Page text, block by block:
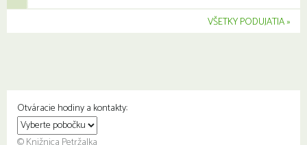
VŠETKY PODUJATIA
Otváracie hodiny a kontakty: